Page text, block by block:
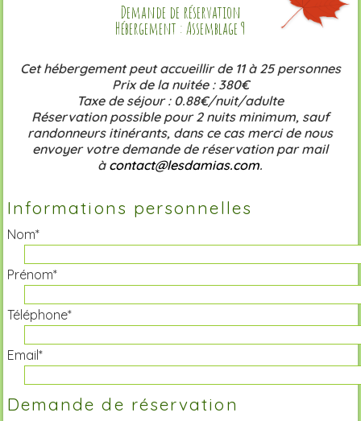
Demande de réservation
Hébergement : Assemblage 9
Cet hébergement peut accueillir de 11 à 25 personnes
Prix de la nuitée : 380€
Taxe de séjour : 0.88€/nuit/adulte
Réservation possible pour 2 nuits minimum, sauf
randonneurs itinérants, dans ce cas merci de nous
envoyer votre demande de réservation par mail
à contact@lesdamias.com.
Informations personnelles
Nom*
Prénom*
Téléphone*
Email*
Demande de réservation